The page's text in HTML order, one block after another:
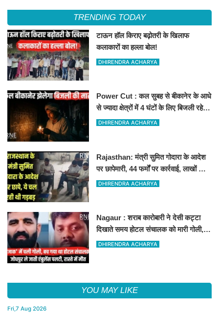
TRENDING TODAY
टाऊन हॉल किराए बढ़ोतरी के खिलाफ
कलाकारों का हल्ला बोल!
DHIRENDRA ACHARYA
Power Cut : कल सुबह से बीकानेर के आधे
से ज्यादा क्षेत्रों में 4 घंटों के लिए बिजली रहेगी
गुल
DHIRENDRA ACHARYA
Rajasthan: मंत्री सुमित गोदारा के आदेश
पर छापेमारी, 44 फर्मों पर कार्रवाई, लाखों का
जुर्माना
DHIRENDRA ACHARYA
Nagaur : शराब कारोबारी ने देसी कट्टा
दिखाते समय होटल संचालक को मारी गोली,
जोधपुर रेफर करते समय एंबुलेंस पलटी, मौत
DHIRENDRA ACHARYA
YOU MAY LIKE
Fri,7 Aug 2026